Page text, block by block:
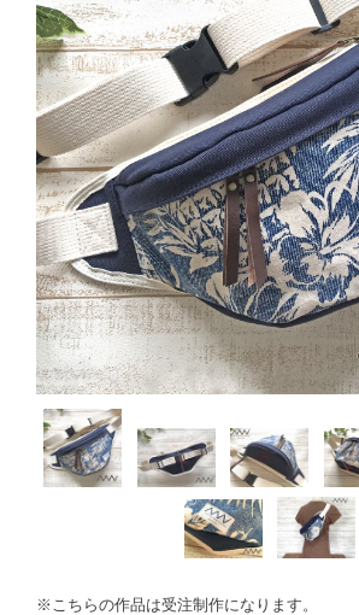
※こちらの作品は受注制作になります。